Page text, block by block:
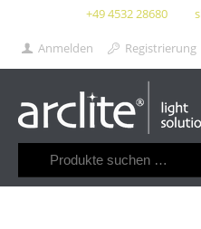
+49 4532 28680
Anmelden Registrierung